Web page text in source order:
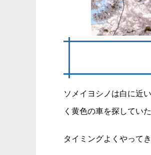
ソメイヨシノは白に近
く黄色の車を探していた
タイミングよくやって